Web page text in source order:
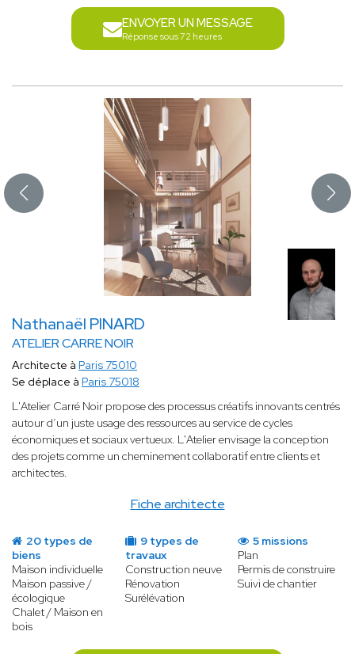
ENVOYER UN MESSAGE
Réponse sous 72 heures
Nathanaël PINARD
ATELIER CARRE NOIR
Fiche architecte
Architecte à Paris 75010
Se déplace à Paris 75018
L'Atelier Carré Noir propose des processus créatifs innovants centrés
autour d’un juste usage des ressources au service de cycles
économiques et sociaux vertueux. L'Atelier envisage la conception
des projets comme un cheminement collaboratif entre clients et
architectes.
20 types de
biens
Maison individuelle
Maison passive /
écologique
Chalet / Maison en
bois
9 types de
travaux
Construction neuve
Rénovation
Surélévation
5 missions
Plan
Permis de construire
Suivi de chantier